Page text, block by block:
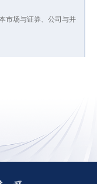
市场与证券、公司与并